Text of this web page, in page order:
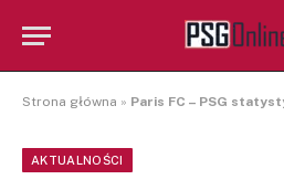
Strona główna » Paris FC – PSG statystyki
AKTUALNOŚCI